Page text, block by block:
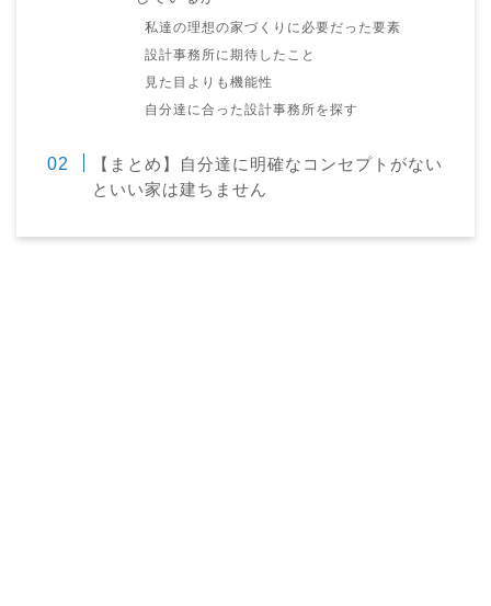
私達の理想の家づくりに必要だった要素
設計事務所に期待したこと
見た目よりも機能性
自分達に合った設計事務所を探す
【まとめ】自分達に明確なコンセプトがない
といい家は建ちません